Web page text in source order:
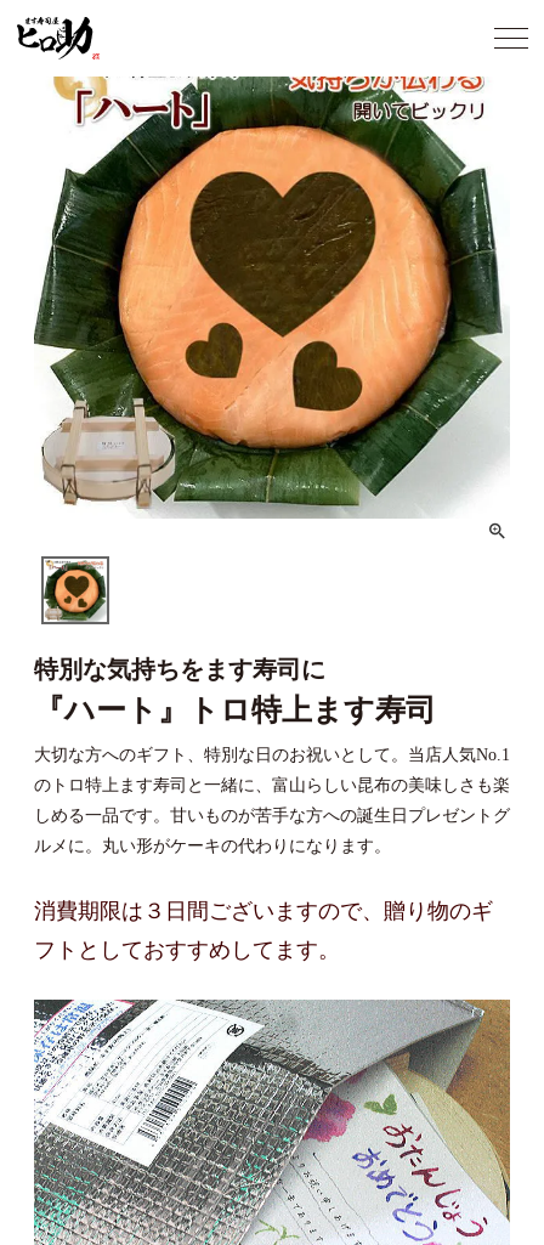
特別な気持ちをます寿司に
『ハート』トロ特上ます寿司
大切な方へのギフト、特別な日のお祝いとして。当店人気No.1
のトロ特上ます寿司と一緒に、富山らしい昆布の美味しさも楽
しめる一品です。甘いものが苦手な方への誕生日プレゼントグ
ルメに。丸い形がケーキの代わりになります。
消費期限は３日間ございますので、贈り物のギ
フトとしておすすめしてます。